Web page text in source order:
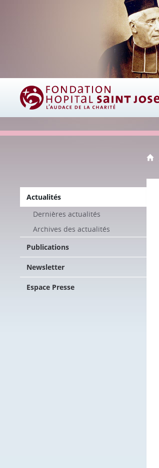
Fondation
Actualités
Dernières actualités
Archives des actualités
Publications
Newsletter
Espace Presse